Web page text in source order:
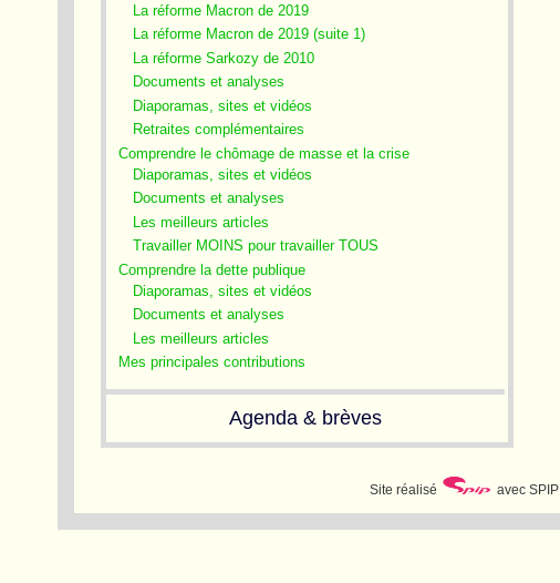
La réforme Macron de 2019
La réforme Macron de 2019 (suite 1)
La réforme Sarkozy de 2010
Documents et analyses
Diaporamas, sites et vidéos
Retraites complémentaires
Comprendre le chômage de masse et la crise
Diaporamas, sites et vidéos
Documents et analyses
Les meilleurs articles
Travailler MOINS pour travailler TOUS
Comprendre la dette publique
Diaporamas, sites et vidéos
Documents et analyses
Les meilleurs articles
Mes principales contributions
Agenda & brèves
Site réalisé avec SPIP